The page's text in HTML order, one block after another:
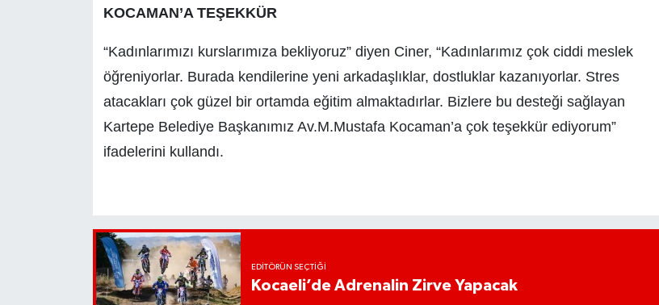
KOCAMAN’A TEŞEKKÜR
“Kadınlarımızı kurslarımıza bekliyoruz” diyen Ciner, “Kadınlarımız çok ciddi meslek
öğreniyorlar. Burada kendilerine yeni arkadaşlıklar, dostluklar kazanıyorlar. Stres
atacakları çok güzel bir ortamda eğitim almaktadırlar. Bizlere bu desteği sağlayan
Kartepe Belediye Başkanımız Av.M.Mustafa Kocaman’a çok teşekkür ediyorum”
ifadelerini kullandı.
EDITÖRÜN SEÇTIĞI
Kocaeli’de Adrenalin Zirve Yapacak